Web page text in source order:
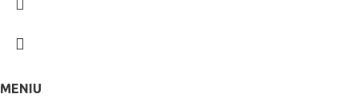
MENIU